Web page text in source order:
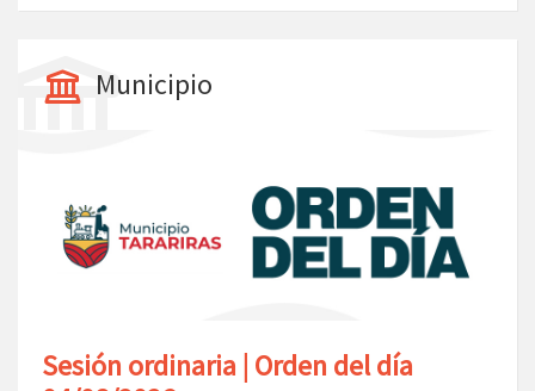
Municipio
Sesión ordinaria | Orden del día